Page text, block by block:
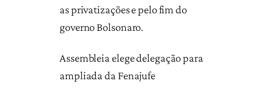
as privatizações e pelo fim do
governo Bolsonaro.
Assembleia elege delegação para
ampliada da Fenajufe